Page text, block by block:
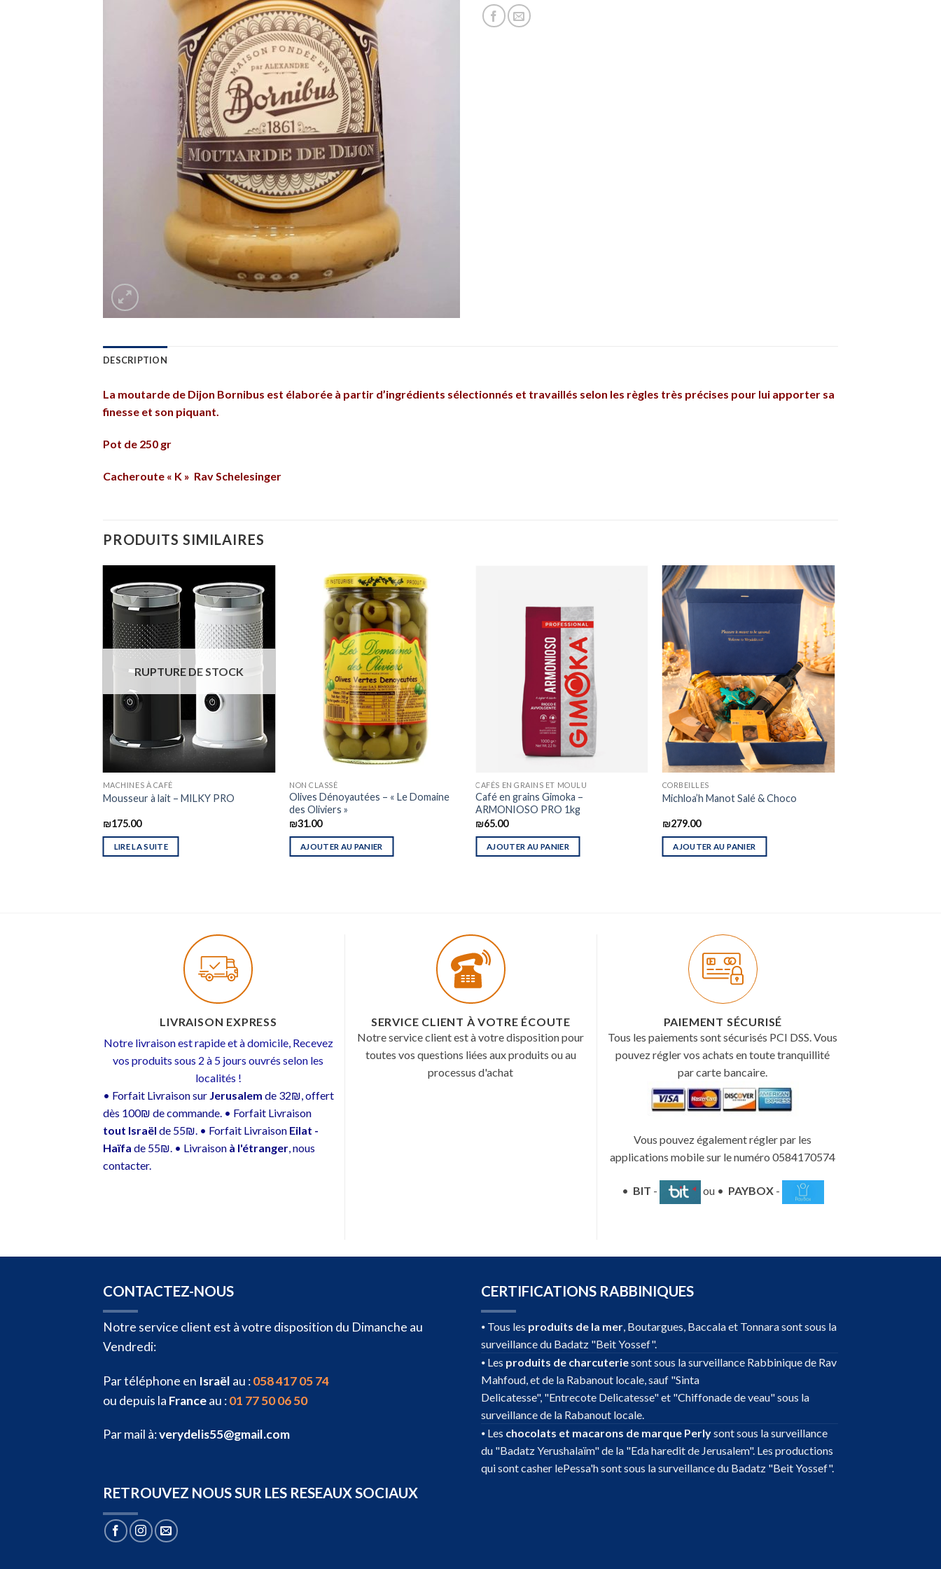
DESCRIPTION
La moutarde de Dijon Bornibus est élaborée à partir d’ingrédients sélectionnés et travaillés selon les règles très précises pour lui apporter sa
finesse et son piquant.
Pot de 250 gr
Cacheroute « K » Rav Schelesinger
PRODUITS SIMILAIRES
RUPTURE DE STOCK
MACHINES À CAFÉ
Mousseur à lait – MILKY PRO
₪175.00
LIRE LA SUITE
NON CLASSÉ
Olives Dénoyautées – « Le Domaine
des Oliviers »
₪31.00
AJOUTER AU PANIER
CAFÉS EN GRAINS ET MOULU
Café en grains Gimoka –
ARMONIOSO PRO 1kg
₪65.00
AJOUTER AU PANIER
CORBEILLES
Michloa’h Manot Salé & Choco
₪279.00
AJOUTER AU PANIER
LIVRAISON EXPRESS
Notre livraison est rapide et à domicile, Recevez
vos produits sous 2 à 5 jours ouvrés selon les
localités !
• Forfait Livraison sur Jerusalem de 32₪, offert
dès 100₪ de commande. • Forfait Livraison
tout Israël de 55₪. • Forfait Livraison Eilat -
Haïfa de 55₪. • Livraison à l'étranger, nous
contacter.
SERVICE CLIENT À VOTRE ÉCOUTE
Notre service client est à votre disposition pour
toutes vos questions liées aux produits ou au
processus d'achat
PAIEMENT SÉCURISÉ
Tous les paiements sont sécurisés PCI DSS. Vous
pouvez régler vos achats en toute tranquillité
par carte bancaire.
Vous pouvez également régler par les
applications mobile sur le numéro 0584170574
• BIT - ou • PAYBOX -
CONTACTEZ-NOUS
Notre service client est à votre disposition du Dimanche au
Vendredi:
Par téléphone en Israël au :058 417 05 74
ou depuis la Franceau :01 77 50 06 50
Par mail à:verydelis55@gmail.com
RETROUVEZ NOUS SUR LES RESEAUX SOCIAUX
CERTIFICATIONS RABBINIQUES
⦁ Tous les produits de la mer , Boutargues, Baccala et Tonnara sont sous la
surveillance du Badatz "Beit Yossef".
⦁ Les produits de charcuteriesont sous la surveillance Rabbinique de Rav
Mahfoud, et de la Rabanout locale, sauf "Sinta
Delicatesse", "Entrecote Delicatesse" et "Chiffonade de veau" sous la
surveillance de la Rabanout locale.
⦁ Les chocolats et macarons de marque Perlysont sous la surveillance
du "Badatz Yerushalaïm" de la "Eda haredit de Jerusalem". Les productions
qui sont casher lePessa'h sont sous la surveillance du Badatz "Beit Yossef".